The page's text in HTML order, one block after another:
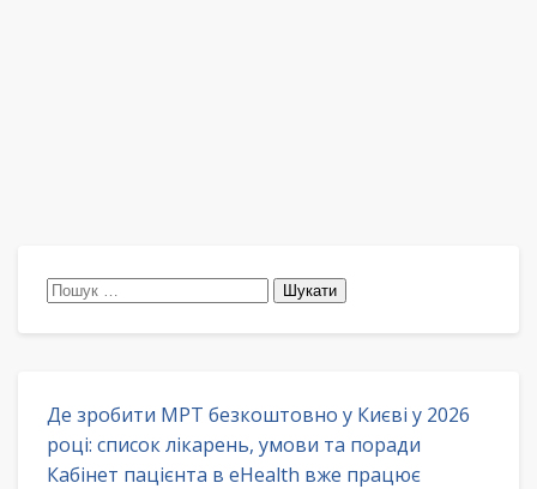
Пошук:
Де зробити МРТ безкоштовно у Києві у 2026
році: список лікарень, умови та поради
Кабінет пацієнта в eHealth вже працює